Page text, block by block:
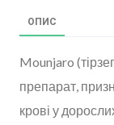
ОПИС
Mounjaro
препарат,
крові у